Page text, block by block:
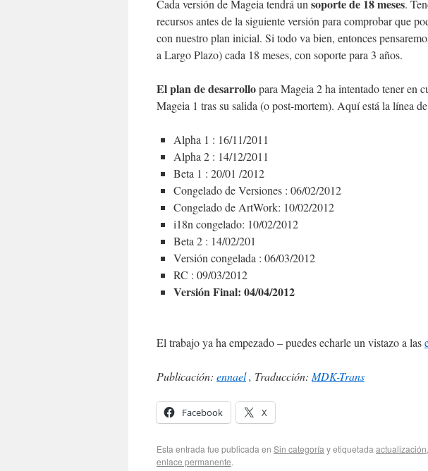
Cada versión de Mageia tendrá un soporte de 18 meses.
recursos antes de la siguiente versión para comprobar que
con nuestro plan inicial. Si todo va bien, entonces
a Largo Plazo) cada 18 meses, con soporte para 3 años.
El plan de desarrollopara Mageia 2 ha intentado tener en
Mageia 1 tras su salida (o post-mortem). Aquí está la línea
Alpha 1 : 16/11/2011
Alpha 2 : 14/12/2011
Beta 1 : 20/01 /2012
Congelado de Versiones : 06/02/2012
Congelado de ArtWork: 10/02/2012
i18n congelado: 10/02/2012
Beta 2 : 14/02/201
Versión congelada : 06/03/2012
RC : 09/03/2012
Versión Final: 04/04/2012
El trabajo ya ha empezado – puedes echarle un vistazo a las
Publicación: ennael, Traducción: MDK-Trans
Facebook X
Esta entrada fue publicada en Sin categoría y etiquetada actualización,
enlace permanente.